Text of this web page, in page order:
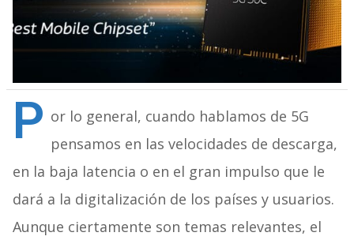
P or lo general, cuando hablamos de 5G
pensamos en las velocidades de descarga,
en la baja latencia o en el gran impulso que le
dará a la digitalización de los países y usuarios.
Aunque ciertamente son temas relevantes, el